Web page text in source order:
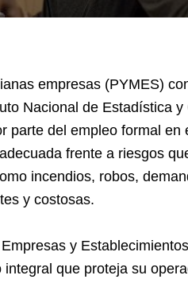
empresas (PYMES)
Nacional de Estadística
parte del empleo formal
frente a riesgos
incendios, robos,
y costosas.
y
que proteja su